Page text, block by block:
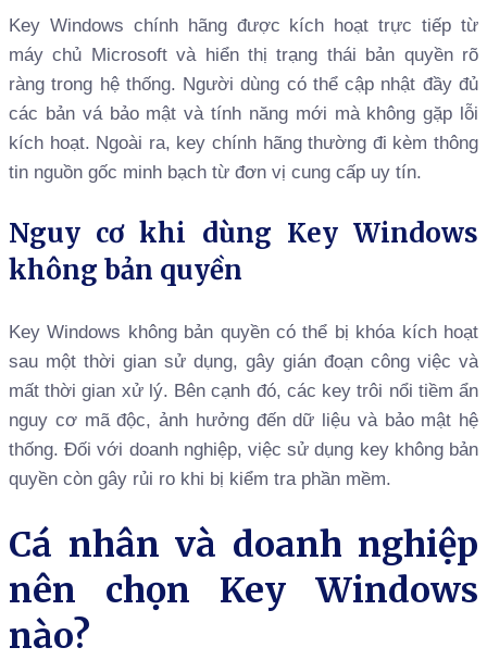
Key Windows chính hãng được kích hoạt trực tiếp từ
máy chủ Microsoft và hiển thị trạng thái bản quyền rõ
ràng trong hệ thống. Người dùng có thể cập nhật đầy đủ
các bản vá bảo mật và tính năng mới mà không gặp lỗi
kích hoạt. Ngoài ra, key chính hãng thường đi kèm thông
tin nguồn gốc minh bạch từ đơn vị cung cấp uy tín.
Nguy cơ khi dùng Key Windows
không bản quyền
Key Windows không bản quyền có thể bị khóa kích hoạt
sau một thời gian sử dụng, gây gián đoạn công việc và
mất thời gian xử lý. Bên cạnh đó, các key trôi nổi tiềm ẩn
nguy cơ mã độc, ảnh hưởng đến dữ liệu và bảo mật hệ
thống. Đối với doanh nghiệp, việc sử dụng key không bản
quyền còn gây rủi ro khi bị kiểm tra phần mềm.
Cá nhân và doanh nghiệp
nên chọn Key Windows
nào?